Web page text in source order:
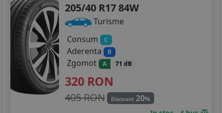
205/40 R17 84W
Turisme
Consum
C
Aderenta B
Zgomot A 71 dB
320 RON
405 RON Discount 20%